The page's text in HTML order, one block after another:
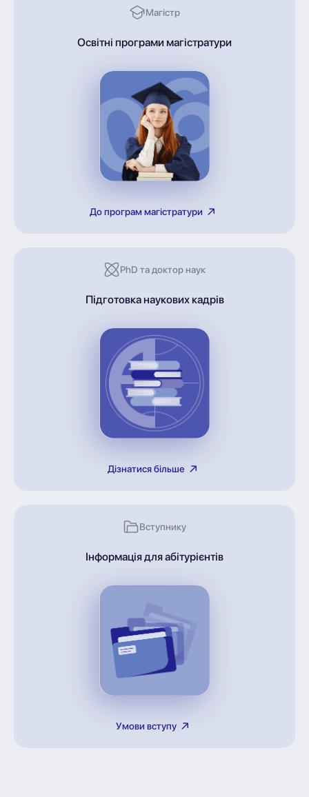
Магістр
Освітні програми магістратури
До програм магістратури
PhD та доктор наук
Підготовка наукових кадрів
Дізнатися більше
Вступнику
Інформація для абітурієнтів
Умови вступу